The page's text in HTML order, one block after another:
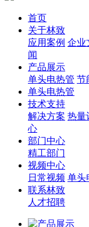
首页
关于林致
应用案例 企业
闻
产品展示
单头电热管 节
单头电热管
技术支持
解决方案 热量
心
部门中心
精工部门
视频中心
日常视频 单头
联系林致
人才招聘